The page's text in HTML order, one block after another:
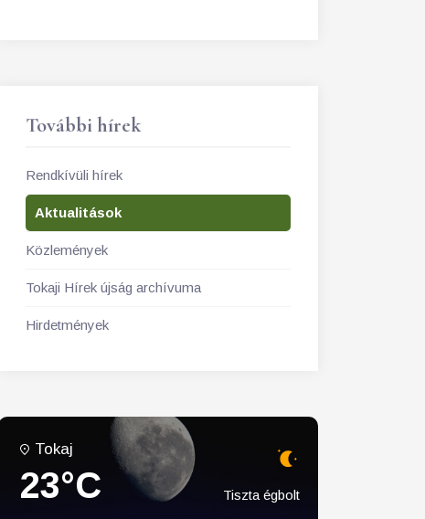
További hírek
Rendkívüli hírek
Aktualitások
Közlemények
Tokaji Hírek újság archívuma
Hirdetmények
Tokaj
23°C Tiszta égbolt